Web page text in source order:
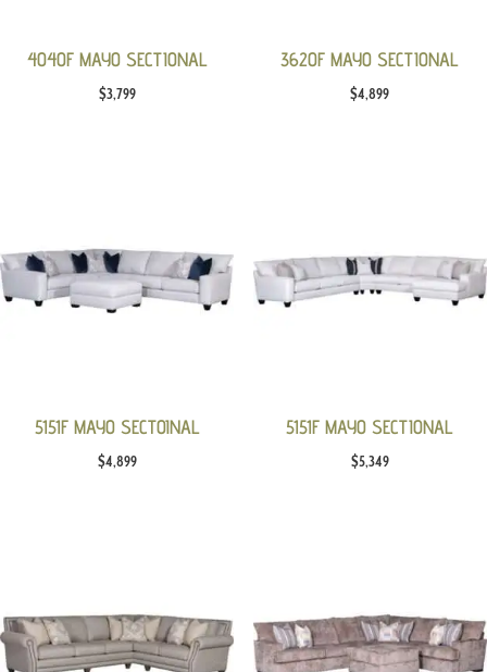
4040F MAYO SECTIONAL
$3,799
3620F MAYO SECTIONAL
$4,899
5151F MAYO SECTOINAL
$4,899
5151F MAYO SECTIONAL
$5,349